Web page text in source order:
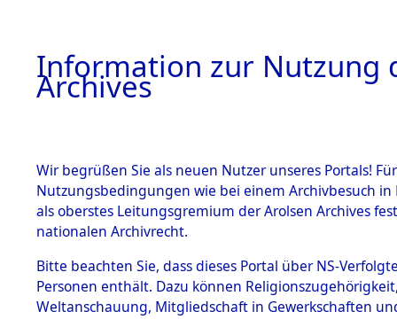
BESTÄNDE
1.
Inhaftierungsdoku
mente
1.2.9 Beim ITS
0005
Information zur Nutzung
Archives
Wir begrüßen Sie als neuen Nutzer unseres Portals!
Nutzungsbedingungen wie bei einem Archivbesuch
als oberstes Leitungsgremium der Arolsen Archives
nationalen Archivrecht.
Bitte beachten Sie, dass dieses Portal über NS-
Personen enthält. Dazu können
Weltanschauung, Mitgliedschaft in Gewerkschaften